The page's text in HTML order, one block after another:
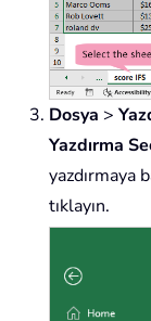
Dosya >
Yazdırma
yazdırmaya
tıklayın.